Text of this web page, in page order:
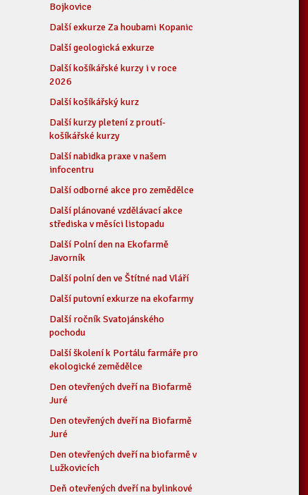
Bojkovice
Další exkurze Za houbami Kopanic
Další geologická exkurze
Další košíkářské kurzy i v roce
2026
Další košíkářský kurz
Další kurzy pletení z proutí-
košíkářské kurzy
Další nabidka praxe v našem
infocentru
Další odborné akce pro zemědělce
Další plánované vzdělávací akce
střediska v měsíci listopadu
Další Polní den na Ekofarmě
Javorník
Další polní den ve Štítné nad Vláří
Další putovní exkurze na ekofarmy
Další ročník Svatojánského
pochodu
Další školení k Portálu farmáře pro
ekologické zemědělce
Den otevřených dveří na Biofarmě
Juré
Den otevřených dveří na Biofarmě
Juré
Den otevřených dveří na biofarmě v
Lužkovicích
Deň otevřených dveří na bylinkové